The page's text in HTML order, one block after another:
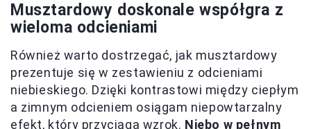
Musztardowy doskonale współgra z
wieloma odcieniami
Również warto dostrzegać, jak musztardowy
prezentuje się w zestawieniu z odcieniami
niebieskiego. Dzięki kontrastowi między ciepłym
a zimnym odcieniem osiągam niepowtarzalny
efekt, który przyciąga wzrok. Niebo w pełnym